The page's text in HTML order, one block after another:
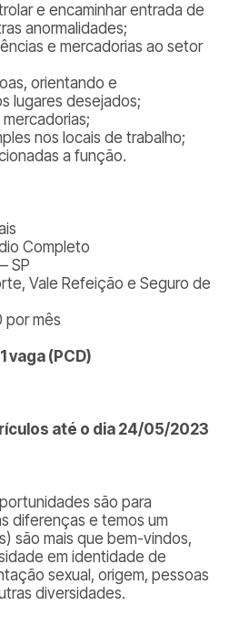
e encaminhar entrada de
anormalidades;
e mercadorias ao setor
orientando e
lugares desejados;
nos locais de trabalho;
a função.
Completo
SP
Vale Refeição e Seguro de
por mês
vaga (PCD)
até o dia 24/05/2023
são para
diferenças e temos um
são mais que bem-vindos,
em identidade de
sexual, origem, pessoas
diversidades.